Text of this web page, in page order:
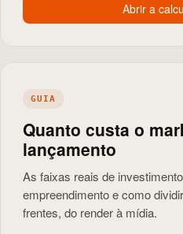
Abrir a
GUIA
Quanto custa o
lançamento
As faixas reais de
empreendimento e como
frentes, do render à mídia.